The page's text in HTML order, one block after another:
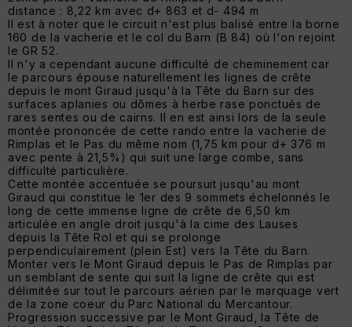
distance : 8,22 km avec d+ 863 et d- 494 m
Il est à noter que le circuit n'est plus balisé entre la borne
160 de la vacherie et le col du Barn (B 84) où l'on rejoint
le GR 52.
Il n'y a cependant aucune difficulté de cheminement car
le parcours épouse naturellement les lignes de crête
depuis le mont Giraud jusqu'à la Tête du Barn sur des
surfaces aplanies ou dômes à herbe rase ponctués de
rares sentes ou de cairns. Il en est ainsi lors de la seule
montée prononcée de cette rando entre la vacherie de
Rimplas et le Pas du même nom (1,75 km pour d+ 376 m
avec pente à 21,5%) qui suit une large combe, sans
difficulté particulière.
Cette montée accentuée se poursuit jusqu'au mont
Giraud qui constitue le 1er des 9 sommets échelonnés le
long de cette immense ligne de crête de 6,50 km
articulée en angle droit jusqu'à la cime des Lauses
depuis la Tête Rol et qui se prolonge
perpendiculairement (plein Est) vers la Tête du Barn.
Monter vers le Mont Giraud depuis le Pas de Rimplas par
un semblant de sente qui suit la ligne de crête qui est
délimitée sur tout le parcours aérien par le marquage vert
de la zone coeur du Parc National du Mercantour.
Progression successive par le Mont Giraud, la Tête de